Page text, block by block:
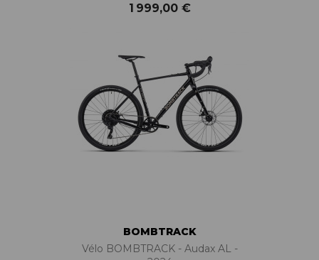
1 999,00 €
BOMBTRACK
Vélo BOMBTRACK - Audax AL -